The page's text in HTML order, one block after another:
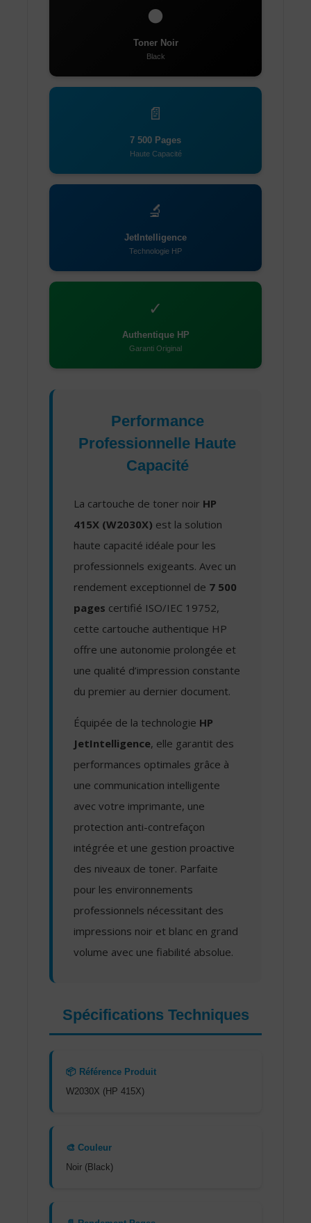
⚫
Toner Noir
Black
📄
7 500 Pages
Haute Capacité
🔬
JetIntelligence
Technologie HP
✓
Authentique HP
Garanti Original
Performance
Professionnelle Haute
Capacité
La cartouche de toner noir HP
415X (W2030X) est la solution
haute capacité idéale pour les
professionnels exigeants. Avec un
rendement exceptionnel de 7 500
pages certifié ISO/IEC 19752,
cette cartouche authentique HP
offre une autonomie prolongée et
une qualité d’impression constante
du premier au dernier document.
Équipée de la technologie HP
JetIntelligence, elle garantit des
performances optimales grâce à
une communication intelligente
avec votre imprimante, une
protection anti-contrefaçon
intégrée et une gestion proactive
des niveaux de toner. Parfaite
pour les environnements
professionnels nécessitant des
impressions noir et blanc en grand
volume avec une fiabilité absolue.
Spécifications Techniques
📦 Référence Produit
W2030X (HP 415X)
🎨 Couleur
Noir (Black)